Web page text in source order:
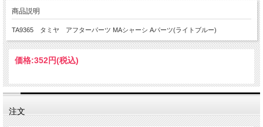
商品説明
TA9365 タミヤ アフターパーツ MAシャーシ Aパーツ(ライトブルー)
価格:352円(税込)
注文